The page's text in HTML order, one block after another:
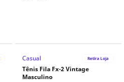
Casual Retira Loja
Tênis Fila Fx-2 Vintage
Masculino